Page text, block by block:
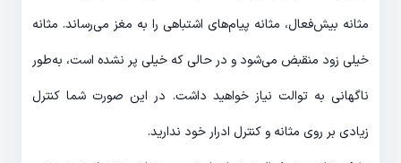
مثانه ‌بیش‌فعال، مثانه پیام‌های اشتباهی را به مغز می‌رساند. مثانه
خیلی زود منقبض می‌شود و در حالی که خیلی پر نشده است، به‌طور
ناگهانی به توالت نیاز خواهید داشت. در این صورت شما کنترل
زیادی بر روی مثانه و کنترل ادرار خود ندارید.